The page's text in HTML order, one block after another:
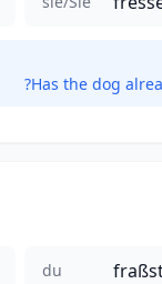
Has the dog
du